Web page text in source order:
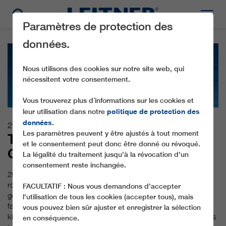
29.09.2018
THE WORLD’S HIGHEST 3S
GONDOLA LIFT
29 September 2018 marks a historic day in the history of
ropeway systems. With the opening of the world's highest 3S
gondola lift on the Klein Matterhorn, several record-breaking
facts have now been rolled into a single project. The four-
kilometer journey to almost 4,000 meters above sea level leads
Paramètres de protection des
données.
Nous utilisons des cookies sur notre site web, qui
nécessitent votre consentement.
Vous trouverez plus d´informations sur les cookies et
leur utilisation dans notre politique de protection des
données.
Les paramètres peuvent y être ajustés à tout moment
et le consentement peut donc être donné ou révoqué.
La légalité du traitement jusqu'à la révocation d'un
consentement reste inchangée.
FACULTATIF : Nous vous demandons d'accepter
l'utilisation de tous les cookies (accepter tous), mais
vous pouvez bien sûr ajuster et enregistrer la sélection
en conséquence.